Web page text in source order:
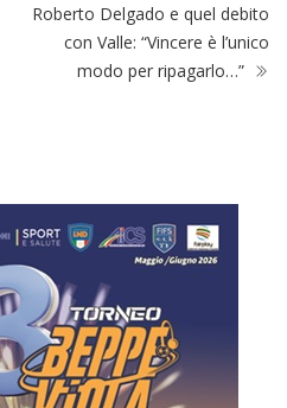
Roberto Delgado e quel debito
con Valle: “Vincere è l’unico
modo per ripagarlo…”